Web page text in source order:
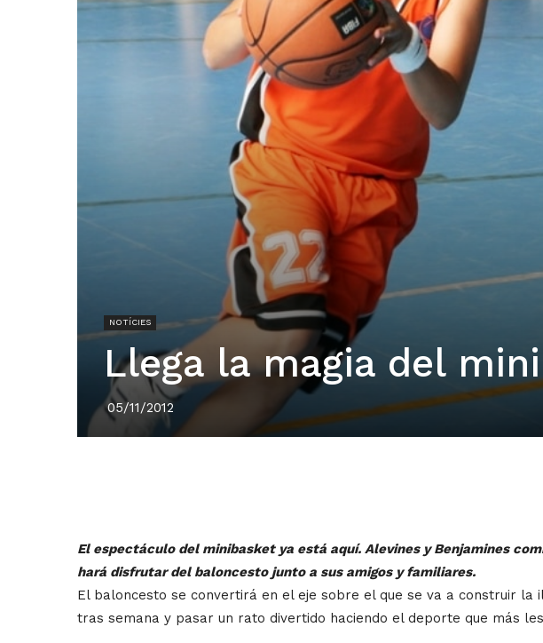
NOTÍCIES
Llega la magia del
05/11/2012
El espectáculo del minibasket ya está aquí. Alevines y Benjamines
hará disfrutar del baloncesto junto a sus amigos y familiares.
El baloncesto se convertirá en el eje sobre el que se va a construir
tras semana y pasar un rato divertido haciendo el deporte que más